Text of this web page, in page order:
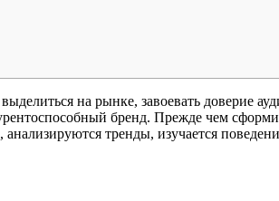
на рынке, завоевать доверие
бренд. Прежде чем
тренды, изучается